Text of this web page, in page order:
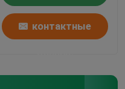
контактные